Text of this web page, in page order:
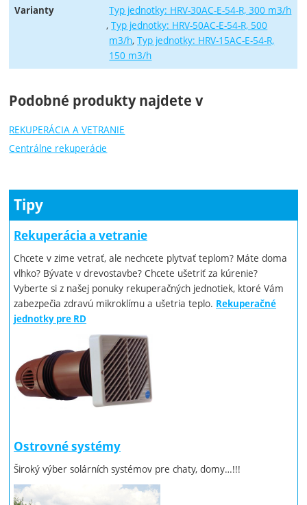
Varianty
Typ jednotky: HRV-30AC-E-54-R, 300 m3/h
Typ jednotky: HRV-50AC-E-54-R, 500
m3/h Typ jednotky: HRV-15AC-E-54-R,
150 m3/h
Podobné produkty najdete v
REKUPERÁCIA A VETRANIE
Centrálne rekuperácie
Tipy
Rekuperácia a vetranie
Chcete v zime vetrať, ale nechcete plytvať teplom? Máte doma
vlhko? Bývate v drevostavbe? Chcete ušetriť za kúrenie?
Vyberte si z našej ponuky rekuperačných jednotiek, ktoré Vám
zabezpečia zdravú mikroklímu a ušetria teplo. Rekuperačné
jednotky pre RD
Ostrovné systémy
Široký výber solárních systémov pre chaty, domy…!!!